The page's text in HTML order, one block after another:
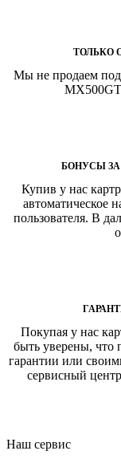
ТОЛЬКО
Мы не продаем
MX500GT
БОНУСЫ
Купив у нас
автоматическое
пользователя. В
Покупая у нас
быть уверены, что
гарантии или
сервисный
Наш сервис